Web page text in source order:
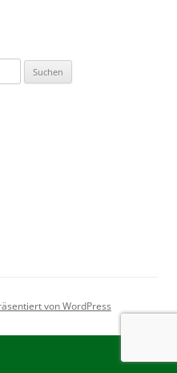
von WordPress